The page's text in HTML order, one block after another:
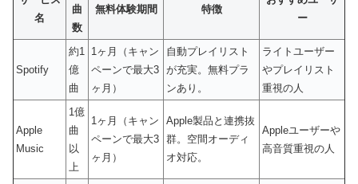
名
曲
数
無料体験期間 特徴
ー
Spotify
約1
億
曲
1ヶ月（キャン
ペーンで最大3
ヶ月）
自動プレイリスト
が充実。無料プラ
ンあり。
ライトユーザー
やプレイリスト
重視の人
Apple
Music
1億
曲
以
上
1ヶ月（キャン
ペーンで最大3
ヶ月）
Apple製品と連携抜
群。空間オーディ
オ対応。
Appleユーザーや
高音質重視の人